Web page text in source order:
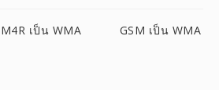
M4R เป็น WMA GSM เป็น WMA